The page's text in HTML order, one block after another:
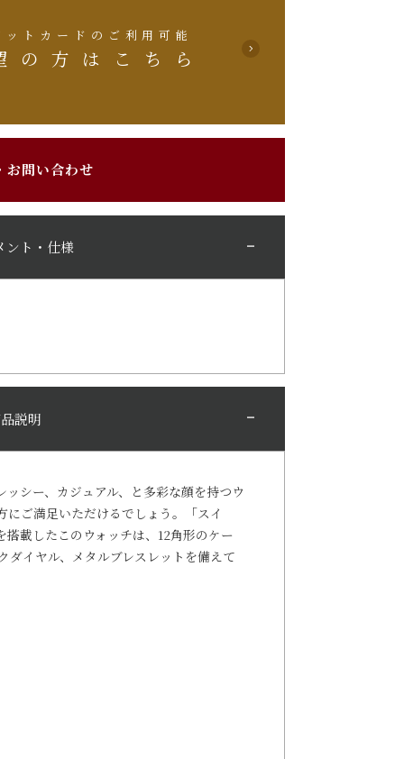
トカードのご利用可能
の方はこちら
お問い合わせ
ント・仕様
説明
シー、カジュアル、と多彩な顔を持つウ
ご満足いただけるでしょう。「スイ
載したこのウォッチは、12角形のケー
イヤル、メタルブレスレットを備えて